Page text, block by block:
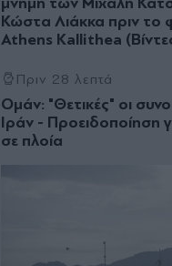
Κώστα Λιάκκα πριν το
Athens Kallithea
Πριν 28 λεπτά
Ομάν: "Θετικές" οι
Ιράν - Προειδοποίηση
σε πλοία